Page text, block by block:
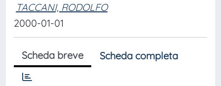
TACCANI, RODOLFO
2000-01-01
Scheda breve Scheda completa